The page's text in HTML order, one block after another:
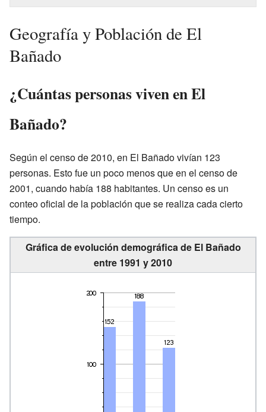
Geografía y Población de El
Bañado
¿Cuántas personas viven en El
Bañado?
Según el censo de 2010, en El Bañado vivían 123
personas. Esto fue un poco menos que en el censo de
2001, cuando había 188 habitantes. Un censo es un
conteo oficial de la población que se realiza cada cierto
tiempo.
Gráfica de evolución demográfica de El Bañado
entre 1991 y 2010